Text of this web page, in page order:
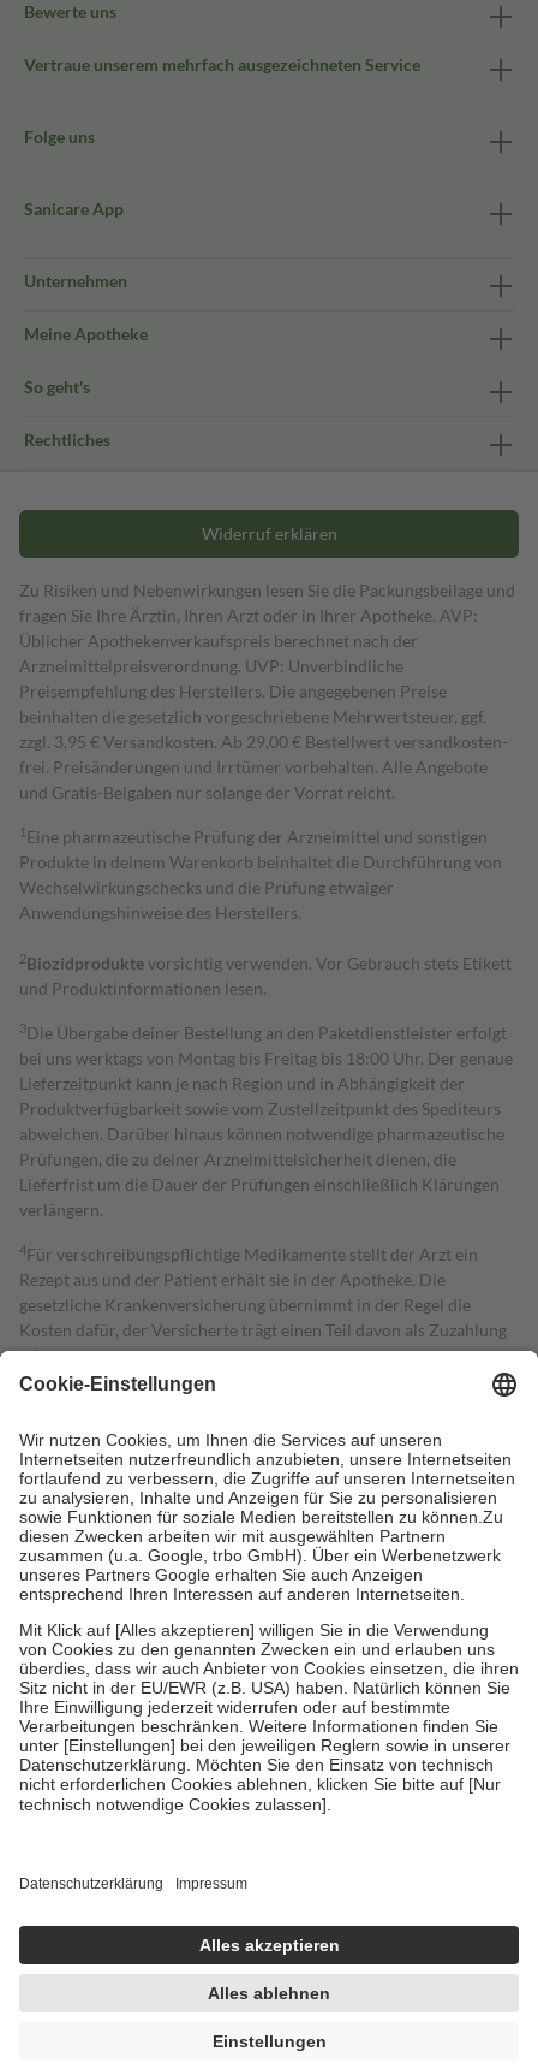
Bewerte uns
Vertraue unserem mehrfach ausgezeichneten Service
Folge uns
Sanicare App
Unternehmen
Meine Apotheke
So geht's
Rechtliches
Widerruf erklären
Zu Risiken und Nebenwirkungen lesen Sie die Packungsbeilage und
fragen Sie Ihre Ärztin, Ihren Arzt oder in Ihrer Apotheke. AVP:
Üblicher Apothekenverkaufspreis berechnet nach der
Arzneimittelpreisverordnung. UVP: Unverbindliche
Preisempfehlung des Herstellers. Die angegebenen Preise
beinhalten die gesetzlich vorgeschriebene Mehrwertsteuer, ggf.
zzgl. 3,95 € Versandkosten. Ab 29,00 € Bestell­wert versand­kosten­
frei. Preisänderungen und Irrtümer vorbehalten. Alle Angebote
und Gratis-Beigaben nur solange der Vorrat reicht.
1 Eine pharmazeutische Prüfung der Arzneimittel und sonstigen
Produkte in deinem Warenkorb beinhaltet die Durchführung von
Wechselwirkungschecks und die Prüfung etwaiger
Anwendungshinweise des Herstellers.
2Biozidproduktevorsichtig verwenden. Vor Gebrauch stets Etikett
und Produktinformationen lesen.
3Die Übergabe deiner Bestellung an den Paketdienstleister erfolgt
bei uns werktags von Montag bis Freitag bis 18:00 Uhr. Der genaue
Lieferzeitpunkt kann je nach Region und in Abhängigkeit der
Produktverfügbarkeit sowie vom Zustellzeitpunkt des Spediteurs
abweichen. Darüber hinaus können notwendige pharmazeutische
Prüfungen, die zu deiner Arzneimittelsicherheit dienen, die
Lieferfrist um die Dauer der Prüfungen einschließlich Klärungen
verlängern.
4Für verschreibungspflichtige Medikamente stellt der Arzt ein
Rezept aus und der Patient erhält sie in der Apotheke. Die
gesetzliche Krankenversicherung übernimmt in der Regel die
Kosten dafür, der Versicherte trägt einen Teil davon als Zuzahlung
mit.
Grundsätzlich leisten Mitglieder Zuzahlungen in Höhe von zehn
höchstens zehn Euro.
Es sind jedoch nie mehr als die tatsächlichen
Kosten der Leistung zu entrichten.
Diese Regeln gelten grundsätzlich auch für Online-Apotheken.
Bei Heilmitteln und häuslicher Krankenpflege beträgt die
Zuzahlung zehn Prozent der Kosten sowie zehn Euro je
Verordnung.
Um das Engagement der Versicherten für ihre eigene Gesundheit zu
stärken und die besondere Stellung der Familie zu unterstützen,
fallenkeine Zuzahlungenan bei:
• Kindern und Jugendlichen bis zum vollendeten 18. Lebensjahr
mit Ausnahme der Fahrkosten
• Untersuchungen zur Vorsorge und Früherkennung, die von der
GKV getragen werden
• empfohlenen Schutzimpfungen
• Harn- und Blutteststreifen
getroffen, um sicherzustellen, dass es sich um echte Bewertungen
https://help.etrusted.com/hc/de/articles/4419944605341
Einige Bilder und Inhalte wurden unter Zuhilfenahme künstlicher